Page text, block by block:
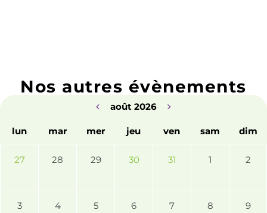
Nos autres évènements
août 2026
lun mar mer jeu ven sam dim
27 28 29 30 31 1 2
3 4 5 6 7 8 9